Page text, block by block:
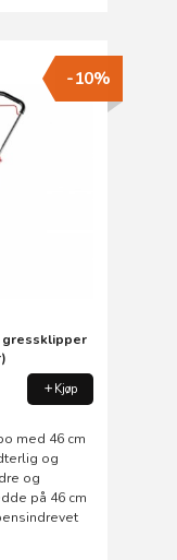
gressklipper
-10%
Kjøp
med 46 cm
og
og
på 46 cm